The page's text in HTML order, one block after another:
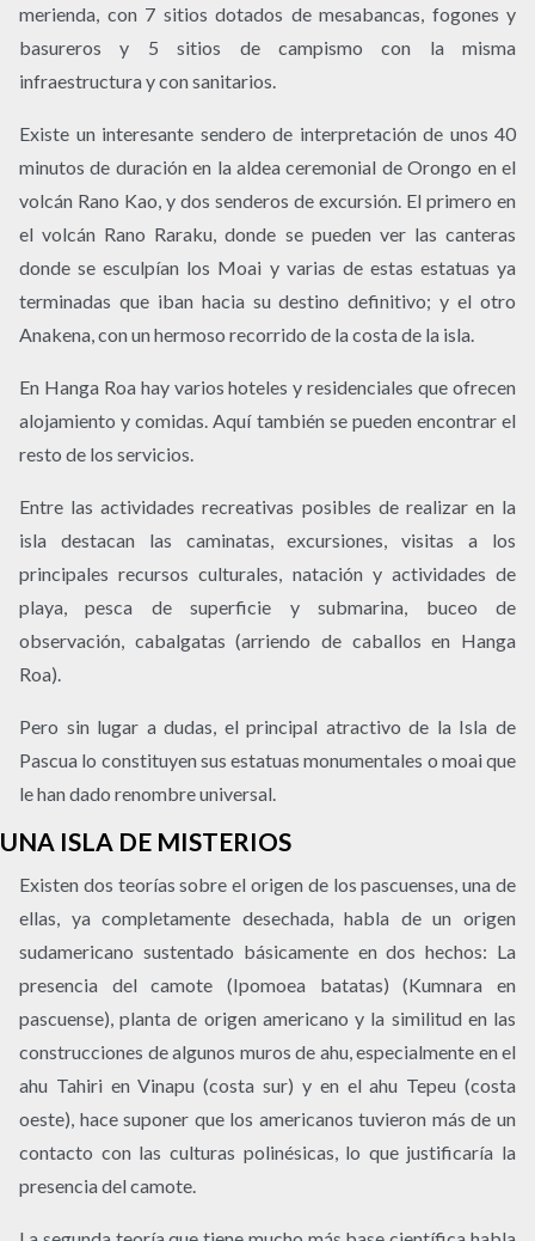
merienda, con 7 sitios dotados de mesabancas, fogones y
basureros y 5 sitios de campismo con la misma
infraestructura y con sanitarios.
Existe un interesante sendero de interpretación de unos 40
minutos de duración en la aldea ceremonial de Orongo en el
volcán Rano Kao, y dos senderos de excursión. El primero en
el volcán Rano Raraku, donde se pueden ver las canteras
donde se esculpían los Moai y varias de estas estatuas ya
terminadas que iban hacia su destino definitivo; y el otro
Anakena, con un hermoso recorrido de la costa de la isla.
En Hanga Roa hay varios hoteles y residenciales que ofrecen
alojamiento y comidas. Aquí también se pueden encontrar el
resto de los servicios.
Entre las actividades recreativas posibles de realizar en la
isla destacan las caminatas, excursiones, visitas a los
principales recursos culturales, natación y actividades de
playa, pesca de superficie y submarina, buceo de
observación, cabalgatas (arriendo de caballos en Hanga
Roa).
Pero sin lugar a dudas, el principal atractivo de la Isla de
Pascua lo constituyen sus estatuas monumentales o moai que
le han dado renombre universal.
UNA ISLA DE MISTERIOS
Existen dos teorías sobre el origen de los pascuenses, una de
ellas, ya completamente desechada, habla de un origen
sudamericano sustentado básicamente en dos hechos: La
presencia del camote (Ipomoea batatas) (Kumnara en
pascuense), planta de origen americano y la similitud en las
construcciones de algunos muros de ahu, especialmente en el
ahu Tahiri en Vinapu (costa sur) y en el ahu Tepeu (costa
oeste), hace suponer que los americanos tuvieron más de un
contacto con las culturas polinésicas, lo que justificaría la
presencia del camote.